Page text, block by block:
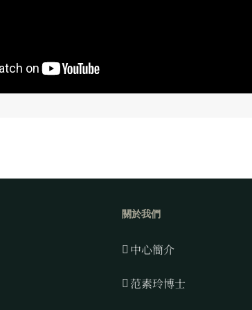
關於我們
中心簡介
范素玲博士